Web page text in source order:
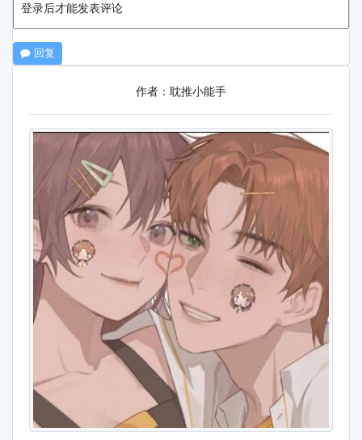
登录后才能发表评论
回复
作者：耽推小能手